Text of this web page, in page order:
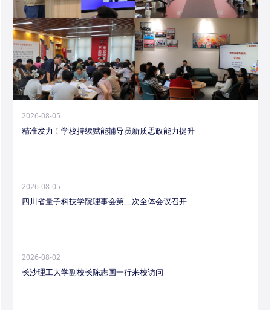
2026-08-05
精准发力！学校持续赋能辅导员新质思政能力提升
2026-08-05
四川省量子科技学院理事会第二次全体会议召开
2026-08-02
长沙理工大学副校长陈志国一行来校访问